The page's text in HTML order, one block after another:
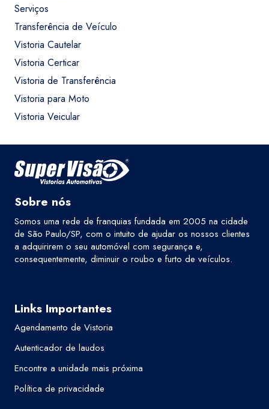
Serviços
Transferência de Veículo
Vistoria Cautelar
Vistoria Certicar
Vistoria de Transferência
Vistoria para Moto
Vistoria Veicular
Sobre nós
Somos uma rede de franquias fundada em 2005 na cidade
de São Paulo/SP, com o intuito de ajudar os nossos clientes
a adquirirem o seu automóvel com segurança e,
consequentemente, diminuir o roubo e furto de veículos.
Links Importantes
Agendamento de Vistoria
Autenticador de laudos
Encontre a unidade mais próxima
Política de privacidade